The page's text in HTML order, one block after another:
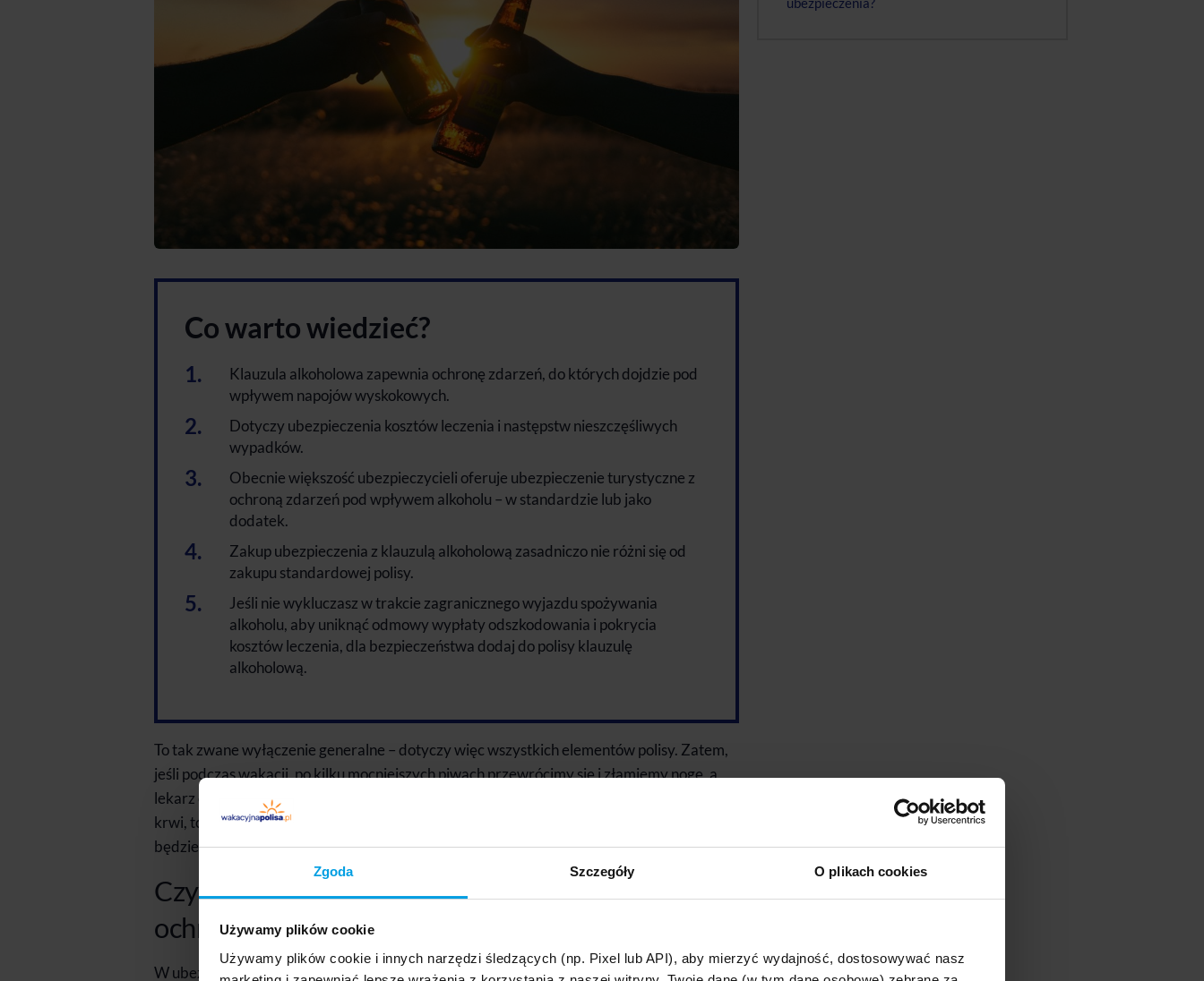
Zgoda Szczegóły O plikach cookies
Używamy plików cookie
Używamy plików cookie i innych narzędzi śledzących (np. Pixel lub API), aby mierzyć wydajność, dostosowywać nasz
Co warto wiedzieć?
Klauzula alkoholowa zapewnia ochronę zdarzeń, do których dojdzie pod
wpływem napojów wyskokowych.
Dotyczy ubezpieczenia kosztów leczenia i następstw nieszczęśliwych
wypadków.
Obecnie większość ubezpieczycieli oferuje ubezpieczenie turystyczne z
ochroną zdarzeń pod wpływem alkoholu – w standardzie lub jako
dodatek.
Zakup ubezpieczenia z klauzulą alkoholową zasadniczo nie różni się od
zakupu standardowej polisy.
Jeśli nie wykluczasz w trakcie zagranicznego wyjazdu spożywania
alkoholu, aby uniknąć odmowy wypłaty odszkodowania i pokrycia
kosztów leczenia, dla bezpieczeństwa dodaj do polisy klauzulę
alkoholową.
To tak zwane wyłączenie generalne – dotyczy więc wszystkich elementów polisy. Zatem,
jeśli podczas wakacji, po kilku mocniejszych piwach przewrócimy się i złamiemy nogę, a
lekarz odnotuje w raporcie medycznym, że u pacjenta stwierdzono np. promil alkoholu we
krwi,to niestety, mimo zawartej umowy ubezpieczenia, towarzystwo ubezpieczeniowe
będzie miało pełne prawo odmówić wypłaty odszkodowania i pokrycia kosztów leczenia.
Czy zdarzenia po alkoholu są wyłączeniem
ochrony?
W ubezpieczeniach turystycznych zdarzenia po alkoholu zwykle stanowią wyłączenie